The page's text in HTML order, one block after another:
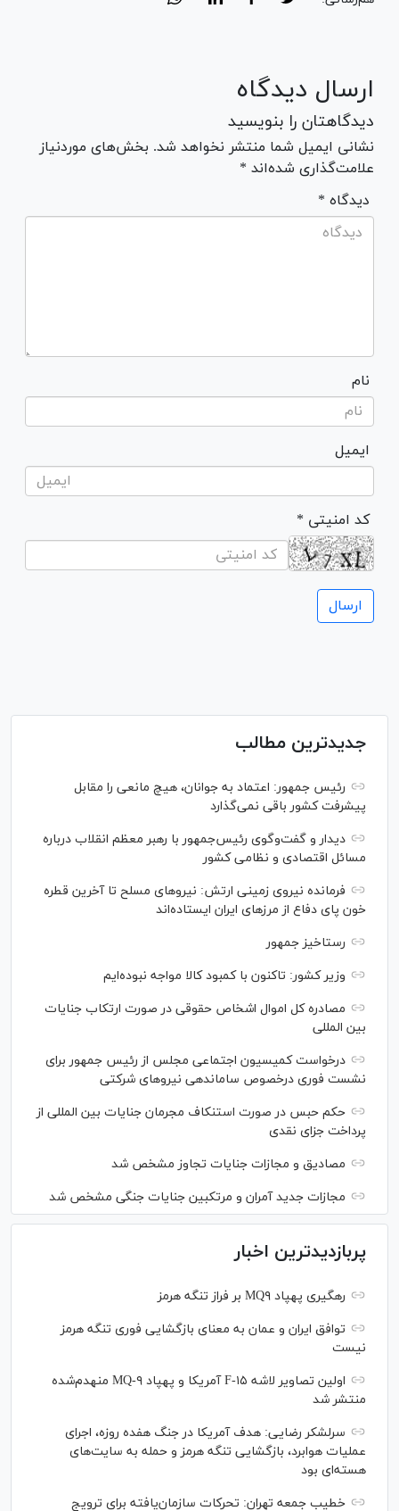
ارسال دیدگاه
دیدگاهتان را بنویسید
نشانی ایمیل شما منتشر نخواهد شد. بخش‌های موردنیاز
علامت‌گذاری شده‌اند *
* دیدگاه
نام
ایمیل
* کد امنیتی
جدیدترین مطالب
رئیس جمهور: اعتماد به جوانان، هیچ مانعی را مقابل
پیشرفت کشور باقی نمی‌گذارد
دیدار و گفت‌‌وگوی رئیس‌جمهور با رهبر معظم انقلاب درباره
مسائل اقتصادی و نظامی کشور
فرمانده نیروی زمینی ارتش: نیرو‌های مسلح تا آخرین قطره
خون پای دفاع از مرز‌های ایران ایستاده‌اند
رستاخیز جمهور
وزیر کشور: تاکنون با کمبود کالا مواجه نبوده‌ایم
مصادره کل اموال اشخاص حقوقی در صورت ارتکاب جنایات
بین المللی
درخواست کمیسیون اجتماعی مجلس از رئیس جمهور برای
نشست فوری درخصوص ساماندهی نیرو‌های شرکتی
حکم حبس در صورت استنکاف مجرمان جنایات بین المللی از
پرداخت جزای نقدی
مصادیق و مجازات جنایات تجاوز مشخص شد
مجازات جدید آمران و مرتکبین جنایات جنگی مشخص شد
پربازدیدترین اخبار
رهگیری پهپاد MQ۹ بر فراز تنگه هرمز
توافق ایران و عمان به معنای بازگشایی فوری تنگه هرمز
نیست
اولین تصاویر لاشه F-۱۵ آمریکا و پهپاد MQ-۹ منهدم‌شده
منتشر شد
سرلشکر رضایی: هدف آمریکا در جنگ هفده روزه، اجرای
عملیات هوابرد، بازگشایی تنگه هرمز و حمله به سایت‌های
هسته‌ای بود
خطیب جمعه تهران: تحرکات سازمان‌یافته برای ترویج